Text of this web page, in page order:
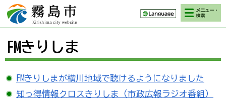
霧島市 Kirishima
city website
検索・メニ
ュー
FMきりしま
FMきりしまが横川地域で聴けるようになりました
知っ得情報クロスきりしま（市政広報ラジオ番組）